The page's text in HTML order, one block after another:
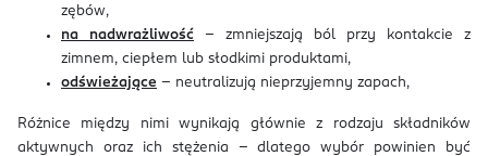
zębów,
na nadwrażliwość – zmniejszają ból przy kontakcie z
zimnem, ciepłem lub słodkimi produktami,
odświeżające – neutralizują nieprzyjemny zapach,
Różnice między nimi wynikają głównie z rodzaju składników
aktywnych oraz ich stężenia – dlatego wybór powinien być